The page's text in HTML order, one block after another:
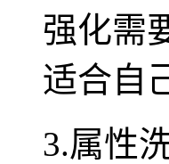
强化需
适合自
3.属性